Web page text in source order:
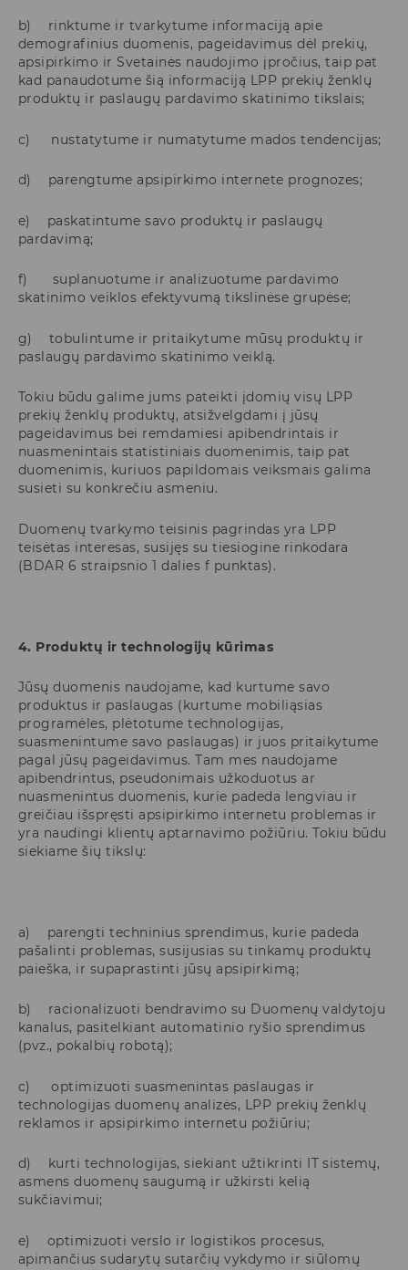
b) rinktume ir tvarkytume informaciją apie
demografinius duomenis, pageidavimus dėl prekių,
apsipirkimo ir Svetainės naudojimo įpročius, taip pat
kad panaudotume šią informaciją LPP prekių ženklų
produktų ir paslaugų pardavimo skatinimo tikslais;
c) nustatytume ir numatytume mados tendencijas;
d) parengtume apsipirkimo internete prognozes;
e) paskatintume savo produktų ir paslaugų
pardavimą;
f) suplanuotume ir analizuotume pardavimo
skatinimo veiklos efektyvumą tikslinėse grupėse;
g) tobulintume ir pritaikytume mūsų produktų ir
paslaugų pardavimo skatinimo veiklą.
Tokiu būdu galime jums pateikti įdomių visų LPP
prekių ženklų produktų, atsižvelgdami į jūsų
pageidavimus bei remdamiesi apibendrintais ir
nuasmenintais statistiniais duomenimis, taip pat
duomenimis, kuriuos papildomais veiksmais galima
susieti su konkrečiu asmeniu.
Duomenų tvarkymo teisinis pagrindas yra LPP
teisėtas interesas, susijęs su tiesiogine rinkodara
(BDAR 6 straipsnio 1 dalies f punktas).
4. Produktų ir technologijų kūrimas
Jūsų duomenis naudojame, kad kurtume savo
produktus ir paslaugas (kurtume mobiliąsias
programėles, plėtotume technologijas,
suasmenintume savo paslaugas) ir juos pritaikytume
pagal jūsų pageidavimus. Tam mes naudojame
apibendrintus, pseudonimais užkoduotus ar
nuasmenintus duomenis, kurie padeda lengviau ir
greičiau išspręsti apsipirkimo internetu problemas ir
yra naudingi klientų aptarnavimo požiūriu. Tokiu būdu
siekiame šių tikslų:
a) parengti techninius sprendimus, kurie padeda
pašalinti problemas, susijusias su tinkamų produktų
paieška, ir supaprastinti jūsų apsipirkimą;
b) racionalizuoti bendravimo su Duomenų valdytoju
kanalus, pasitelkiant automatinio ryšio sprendimus
(pvz., pokalbių robotą);
c) optimizuoti suasmenintas paslaugas ir
technologijas duomenų analizės, LPP prekių ženklų
reklamos ir apsipirkimo internetu požiūriu;
d) kurti technologijas, siekiant užtikrinti IT sistemų,
asmens duomenų saugumą ir užkirsti kelią
sukčiavimui;
e) optimizuoti verslo ir logistikos procesus,
apimančius sudarytų sutarčių vykdymo ir siūlomų